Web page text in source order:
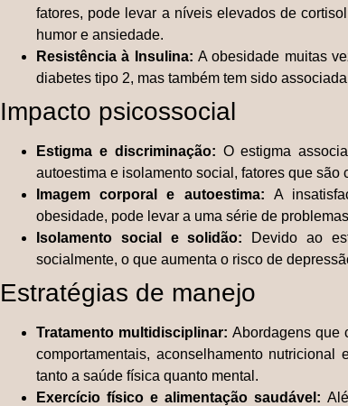
fatores, pode levar a níveis elevados de
humor e ansiedade.
Resistência à Insulina: A obesidade muitas
diabetes tipo 2, mas também tem sido
Impacto psicossocial
Estigma e discriminação: O estigma
autoestima e isolamento social, fatores que
Imagem corporal e autoestima: A
obesidade, pode levar a uma série de
Isolamento social e solidão:
Devido ao
socialmente, o que aumenta o risco de
Estratégias de manejo
Tratamento multidisciplinar: Abordagens que
comportamentais, aconselhamento
tanto a saúde física quanto mental.
Exercício físico e alimentação saudável: